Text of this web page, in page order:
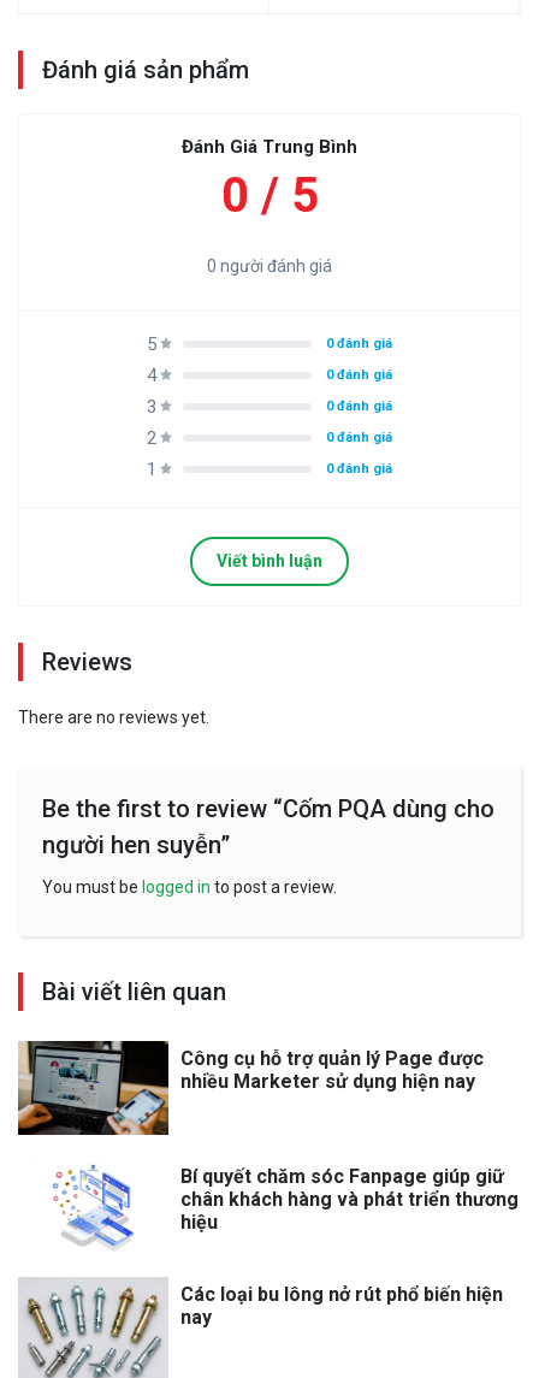
Đánh giá sản phẩm
Đánh Giá Trung Bình
0 / 5
0 người đánh giá
5 0 đánh giá
4 0 đánh giá
3 0 đánh giá
2 0 đánh giá
1 0 đánh giá
Viết bình luận
Reviews
There are no reviews yet.
Be the first to review “Cốm PQA dùng cho
người hen suyễn”
You must be logged in to post a review.
Bài viết liên quan
Công cụ hỗ trợ quản lý Page được
nhiều Marketer sử dụng hiện nay
Bí quyết chăm sóc Fanpage giúp giữ
chân khách hàng và phát triển thương
hiệu
Các loại bu lông nở rút phổ biến hiện
nay